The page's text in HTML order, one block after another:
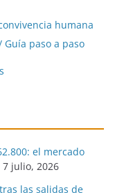
humana
paso a paso
el mercado
7 julio, 2026
las salidas de